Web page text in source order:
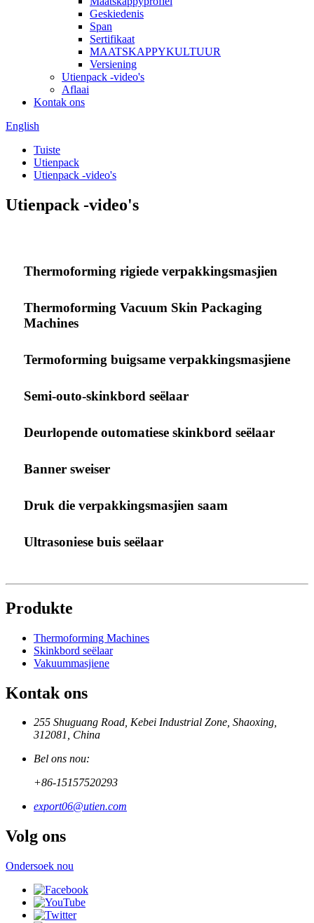
Geskiedenis
Span
Sertifikaat
MAATSKAPPYKULTUUR
Versiening
Utienpack -video's
Aflaai
Kontak ons
English
Tuiste
Utienpack
Utienpack -video's
Utienpack -video's
Thermoforming rigiede verpakkingsmasjien
Thermoforming Vacuum Skin Packaging
Machines
Termoforming buigsame verpakkingsmasjiene
Semi-outo-skinkbord seëlaar
Deurlopende outomatiese skinkbord seëlaar
Banner sweiser
Druk die verpakkingsmasjien saam
Ultrasoniese buis seëlaar
Produkte
Thermoforming Machines
Skinkbord seëlaar
Vakuummasjiene
Kontak ons
255 Shuguang Road, Kebei Industrial Zone, Shaoxing,
312081, China
Bel ons nou:
+86-15157520293
export06@utien.com
Volg ons
Ondersoek nou